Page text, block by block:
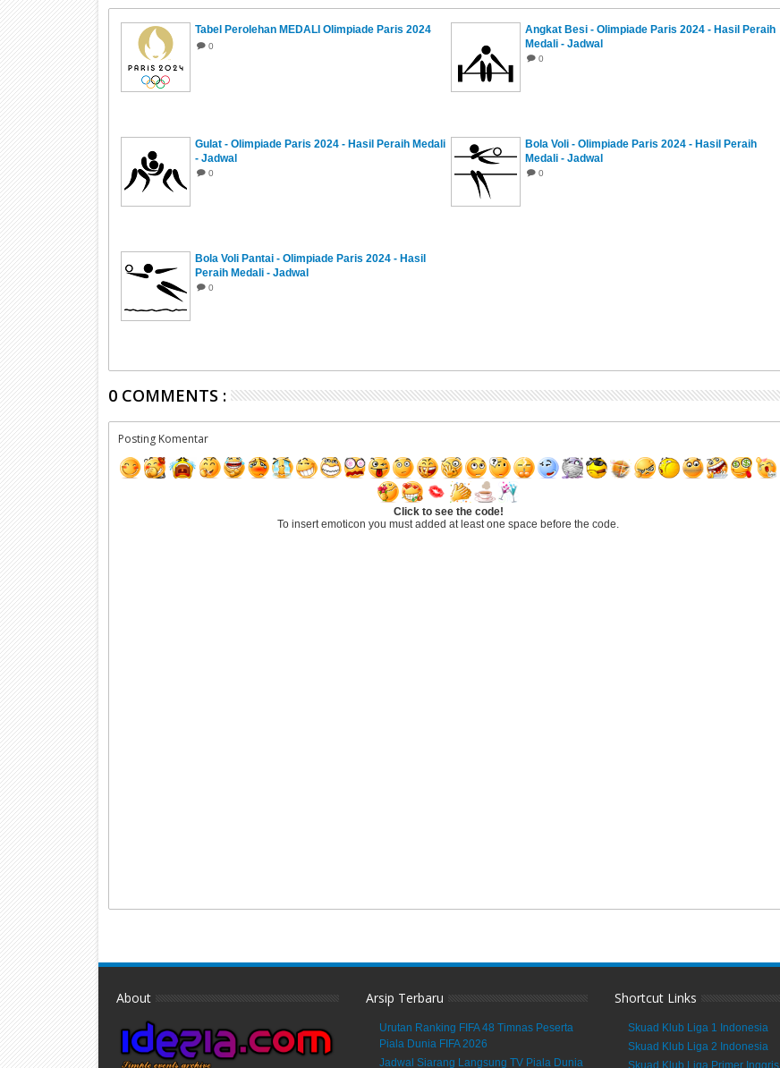
Tabel Perolehan MEDALI Olimpiade Paris 2024
0
Angkat Besi - Olimpiade Paris 2024 - Hasil Peraih
Medali - Jadwal
0
Gulat - Olimpiade Paris 2024 - Hasil Peraih Medali
- Jadwal
0
Bola Voli - Olimpiade Paris 2024 - Hasil Peraih
Medali - Jadwal
0
Bola Voli Pantai - Olimpiade Paris 2024 - Hasil
Peraih Medali - Jadwal
0
0 COMMENTS :
Posting Komentar
Click to see the code!
To insert emoticon you must added at least one space before the code.
About Arsip Terbaru
Urutan Ranking FIFA 48 Timnas Peserta
Piala Dunia FIFA 2026
Jadwal Siarang Langsung TV Piala Dunia
Shortcut Links
Skuad Klub Liga 1 Indonesia
Skuad Klub Liga 2 Indonesia
Skuad Klub Liga Primer Inggris